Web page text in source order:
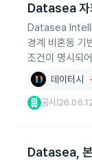
Datasea 자
Datasea
경계 비혼동 기
조건이 명시되
데이터시
공시
Datasea, 본